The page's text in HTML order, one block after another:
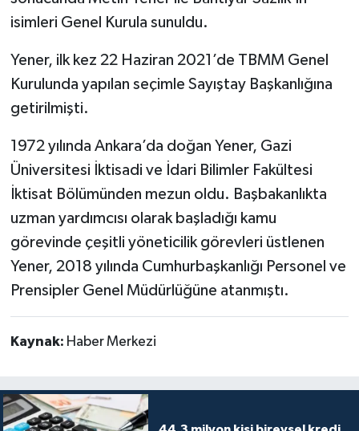
isimleri Genel Kurula sunuldu.
Yener, ilk kez 22 Haziran 2021’de TBMM Genel
Kurulunda yapılan seçimle Sayıştay Başkanlığına
getirilmişti.
1972 yılında Ankara’da doğan Yener, Gazi
Üniversitesi İktisadi ve İdari Bilimler Fakültesi
İktisat Bölümünden mezun oldu. Başbakanlıkta
uzman yardımcısı olarak başladığı kamu
görevinde çeşitli yöneticilik görevleri üstlenen
Yener, 2018 yılında Cumhurbaşkanlığı Personel ve
Prensipler Genel Müdürlüğüne atanmıştı.
Kaynak: Haber Merkezi